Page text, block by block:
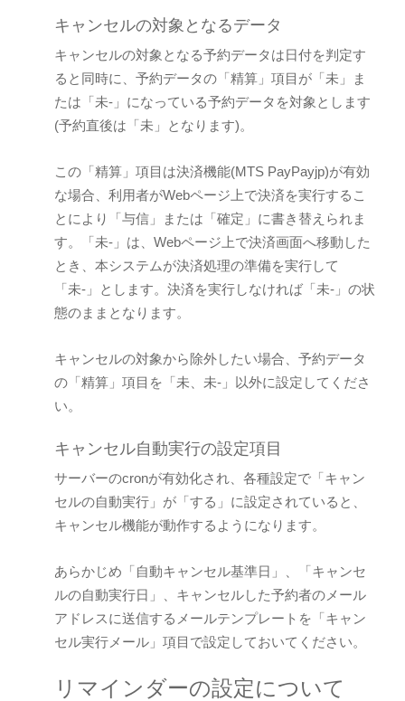
キャンセルの対象となるデータ
キャンセルの対象となる予約データは日付を判定す
ると同時に、予約データの「精算」項目が「未」ま
たは「未-」になっている予約データを対象とします
(予約直後は「未」となります)。
この「精算」項目は決済機能(MTS PayPayjp)が有効
な場合、利用者がWebページ上で決済を実行するこ
とにより「与信」または「確定」に書き替えられま
す。「未-」は、Webページ上で決済画面へ移動した
とき、本システムが決済処理の準備を実行して
「未-」とします。決済を実行しなければ「未-」の状
態のままとなります。
キャンセルの対象から除外したい場合、予約データ
の「精算」項目を「未、未-」以外に設定してくださ
い。
キャンセル自動実行の設定項目
サーバーのcronが有効化され、各種設定で「キャン
セルの自動実行」が「する」に設定されていると、
キャンセル機能が動作するようになります。
あらかじめ「自動キャンセル基準日」、「キャンセ
ルの自動実行日」、キャンセルした予約者のメール
アドレスに送信するメールテンプレートを「キャン
セル実行メール」項目で設定しておいてください。
リマインダーの設定について